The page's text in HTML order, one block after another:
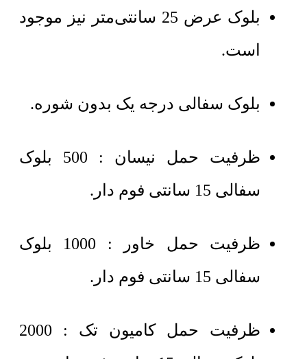
بلوک عرض 25 سانتی‌متر نیز موجود
است.
بلوک سفالی درجه یک بدون شوره.
ظرفیت حمل نیسان : 500 بلوک
سفالی 15 سانتی فوم دار.
ظرفیت حمل خاور : 1000 بلوک
سفالی 15 سانتی فوم دار.
ظرفیت حمل کامیون تک : 2000